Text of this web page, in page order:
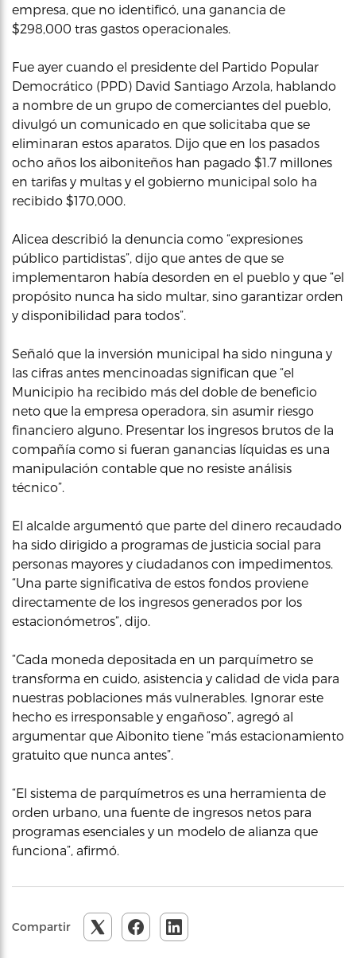
empresa, que no identificó, una ganancia de
$298,000 tras gastos operacionales.
Fue ayer cuando el presidente del Partido Popular
Democrático (PPD) David Santiago Arzola, hablando
a nombre de un grupo de comerciantes del pueblo,
divulgó un comunicado en que solicitaba que se
eliminaran estos aparatos. Dijo que en los pasados
ocho años los aiboniteños han pagado $1.7 millones
en tarifas y multas y el gobierno municipal solo ha
recibido $170,000.
Alicea describió la denuncia como “expresiones
público partidistas”, dijo que antes de que se
implementaron había desorden en el pueblo y que “el
propósito nunca ha sido multar, sino garantizar orden
y disponibilidad para todos”.
Señaló que la inversión municipal ha sido ninguna y
las cifras antes mencinoadas significan que “el
Municipio ha recibido más del doble de beneficio
neto que la empresa operadora, sin asumir riesgo
financiero alguno. Presentar los ingresos brutos de la
compañía como si fueran ganancias líquidas es una
manipulación contable que no resiste análisis
técnico”.
El alcalde argumentó que parte del dinero recaudado
ha sido dirigido a programas de justicia social para
personas mayores y ciudadanos con impedimentos.
“Una parte significativa de estos fondos proviene
directamente de los ingresos generados por los
estacionómetros”, dijo.
“Cada moneda depositada en un parquímetro se
transforma en cuido, asistencia y calidad de vida para
nuestras poblaciones más vulnerables. Ignorar este
hecho es irresponsable y engañoso”, agregó al
argumentar que Aibonito tiene “más estacionamiento
gratuito que nunca antes”.
“El sistema de parquímetros es una herramienta de
orden urbano, una fuente de ingresos netos para
programas esenciales y un modelo de alianza que
funciona”, afirmó.
Compartir